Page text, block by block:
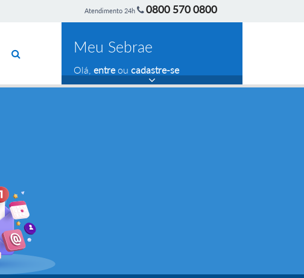
Atendimento 24h 0800 570 0800
Meu Sebrae
Olá, entreou cadastre-se